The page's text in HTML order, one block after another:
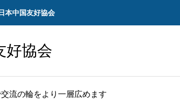
本中国友好協会
好協会
流の輪をより一層広めます